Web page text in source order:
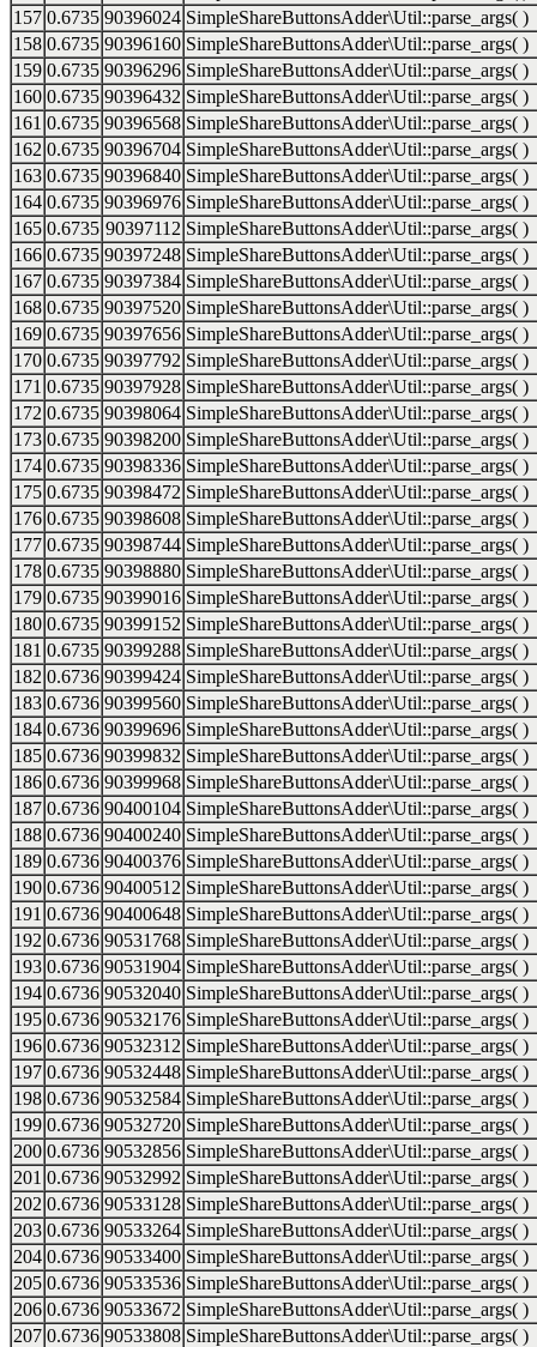
157 0.6735 90396024 SimpleShareButtonsAdder\Util::parse_args( )
158 0.6735 90396160 SimpleShareButtonsAdder\Util::parse_args( )
159 0.6735 90396296 SimpleShareButtonsAdder\Util::parse_args( )
160 0.6735 90396432 SimpleShareButtonsAdder\Util::parse_args( )
161 0.6735 90396568 SimpleShareButtonsAdder\Util::parse_args( )
162 0.6735 90396704 SimpleShareButtonsAdder\Util::parse_args( )
163 0.6735 90396840 SimpleShareButtonsAdder\Util::parse_args( )
164 0.6735 90396976 SimpleShareButtonsAdder\Util::parse_args( )
165 0.6735 90397112 SimpleShareButtonsAdder\Util::parse_args( )
166 0.6735 90397248 SimpleShareButtonsAdder\Util::parse_args( )
167 0.6735 90397384 SimpleShareButtonsAdder\Util::parse_args( )
168 0.6735 90397520 SimpleShareButtonsAdder\Util::parse_args( )
169 0.6735 90397656 SimpleShareButtonsAdder\Util::parse_args( )
170 0.6735 90397792 SimpleShareButtonsAdder\Util::parse_args( )
171 0.6735 90397928 SimpleShareButtonsAdder\Util::parse_args( )
172 0.6735 90398064 SimpleShareButtonsAdder\Util::parse_args( )
173 0.6735 90398200 SimpleShareButtonsAdder\Util::parse_args( )
174 0.6735 90398336 SimpleShareButtonsAdder\Util::parse_args( )
175 0.6735 90398472 SimpleShareButtonsAdder\Util::parse_args( )
176 0.6735 90398608 SimpleShareButtonsAdder\Util::parse_args( )
177 0.6735 90398744 SimpleShareButtonsAdder\Util::parse_args( )
178 0.6735 90398880 SimpleShareButtonsAdder\Util::parse_args( )
179 0.6735 90399016 SimpleShareButtonsAdder\Util::parse_args( )
180 0.6735 90399152 SimpleShareButtonsAdder\Util::parse_args( )
181 0.6735 90399288 SimpleShareButtonsAdder\Util::parse_args( )
182 0.6736 90399424 SimpleShareButtonsAdder\Util::parse_args( )
183 0.6736 90399560 SimpleShareButtonsAdder\Util::parse_args( )
184 0.6736 90399696 SimpleShareButtonsAdder\Util::parse_args( )
185 0.6736 90399832 SimpleShareButtonsAdder\Util::parse_args( )
186 0.6736 90399968 SimpleShareButtonsAdder\Util::parse_args( )
187 0.6736 90400104 SimpleShareButtonsAdder\Util::parse_args( )
188 0.6736 90400240 SimpleShareButtonsAdder\Util::parse_args( )
189 0.6736 90400376 SimpleShareButtonsAdder\Util::parse_args( )
190 0.6736 90400512 SimpleShareButtonsAdder\Util::parse_args( )
191 0.6736 90400648 SimpleShareButtonsAdder\Util::parse_args( )
192 0.6736 90531768 SimpleShareButtonsAdder\Util::parse_args( )
193 0.6736 90531904 SimpleShareButtonsAdder\Util::parse_args( )
194 0.6736 90532040 SimpleShareButtonsAdder\Util::parse_args( )
195 0.6736 90532176 SimpleShareButtonsAdder\Util::parse_args( )
196 0.6736 90532312 SimpleShareButtonsAdder\Util::parse_args( )
197 0.6736 90532448 SimpleShareButtonsAdder\Util::parse_args( )
198 0.6736 90532584 SimpleShareButtonsAdder\Util::parse_args( )
199 0.6736 90532720 SimpleShareButtonsAdder\Util::parse_args( )
200 0.6736 90532856 SimpleShareButtonsAdder\Util::parse_args( )
201 0.6736 90532992 SimpleShareButtonsAdder\Util::parse_args( )
202 0.6736 90533128 SimpleShareButtonsAdder\Util::parse_args( )
203 0.6736 90533264 SimpleShareButtonsAdder\Util::parse_args( )
204 0.6736 90533400 SimpleShareButtonsAdder\Util::parse_args( )
205 0.6736 90533536 SimpleShareButtonsAdder\Util::parse_args( )
206 0.6736 90533672 SimpleShareButtonsAdder\Util::parse_args( )
207 0.6736 90533808 SimpleShareButtonsAdder\Util::parse_args( )